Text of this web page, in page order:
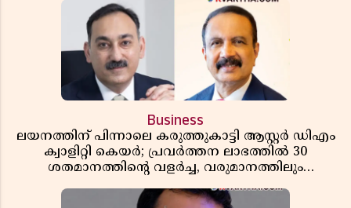
Business
ലയനത്തിന് പിന്നാലെ കരുത്തുകാട്ടി ആസ്റ്റർ ഡിഎം
ക്വാളിറ്റി കെയർ; പ്രവർത്തന ലാഭത്തിൽ 30
ശതമാനത്തിൻ്റെ വളർച്ച, വരുമാനത്തിലും
റിപ്പോർട്ട് പുറത്ത്